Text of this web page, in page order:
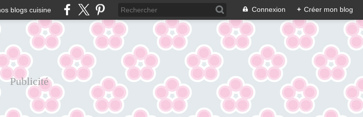
blogs cuisine Connexion + Créer mon blog
Publicité